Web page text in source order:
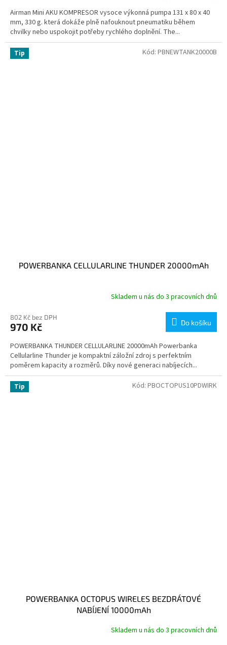
Airman Mini AKU KOMPRESOR vysoce výkonná pumpa 131 x 80 x 40
mm, 330 g. která dokáže plně nafouknout pneumatiku během
chvilky nebo uspokojit potřeby rychlého doplnění. The...
Tip
POWERBANKA CELLULARLINE THUNDER 20000mAh
Skladem u nás do 3 pracovních dnů
802 Kč bez DPH
970 Kč Do košíku
POWERBANKA THUNDER CELLULARLINE 20000mAh Powerbanka
Cellularline Thunder je kompaktní záložní zdroj s perfektním
poměrem kapacity a rozměrů. Díky nové generaci nabíjecích...
Kód: PBNEWTANK20000B
Tip
POWERBANKA OCTOPUS WIRELES BEZDRÁTOVÉ
NABÍJENÍ 10000mAh
Skladem u nás do 3 pracovních dnů
Kód: PBOCTOPUS10PDWIRK